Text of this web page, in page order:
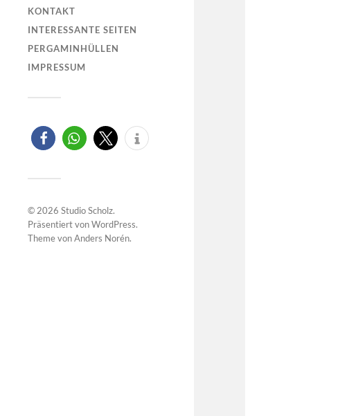
KONTAKT
INTERESSANTE SEITEN
PERGAMINHÜLLEN
IMPRESSUM
© 2026 Studio Scholz.
Präsentiert vonWordPress.
Theme vonAnders Norén.